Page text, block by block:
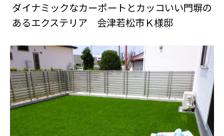
ダイナミックなカーポートとカッコいい門塀の
あるエクステリア 会津若松市Ｋ様邸